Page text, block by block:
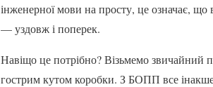
інженерної мови на просту, це означає,
— уздовж і поперек.
Навіщо це потрібно? Візьмемо звичайний
гострим кутом коробки. З БОПП все